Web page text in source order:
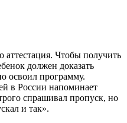
Чтобы получить
должен доказать
освоил программу.
в России напоминает
спрашивал пропуск, но
и так».